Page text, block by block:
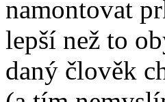
namontovat
lepší než to
daný člověk